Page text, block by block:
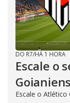
DO R7/HÁ 1 HORA
Escale o
Escale o Atlético